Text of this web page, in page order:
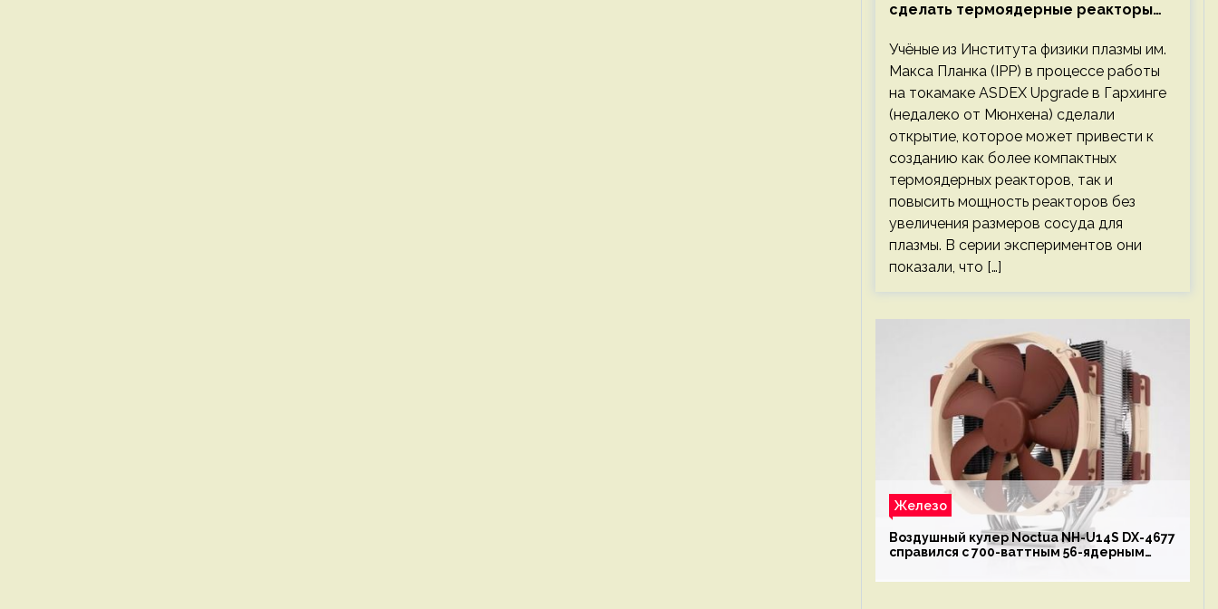
сделать термоядерные реакторы
Учёные из Института физики плазмы им.
Макса Планка (IPP) в процессе работы
на токамаке ASDEX Upgrade в Гархинге
(недалеко от Мюнхена) сделали
открытие, которое может привести к
созданию как более компактных
термоядерных реакторов, так и
повысить мощность реакторов без
увеличения размеров сосуда для
плазмы. В серии экспериментов они
показали, что […]
Железо
Воздушный кулер Noctua NH-U14S DX-4677
справился с 700-ваттным 56-ядерным